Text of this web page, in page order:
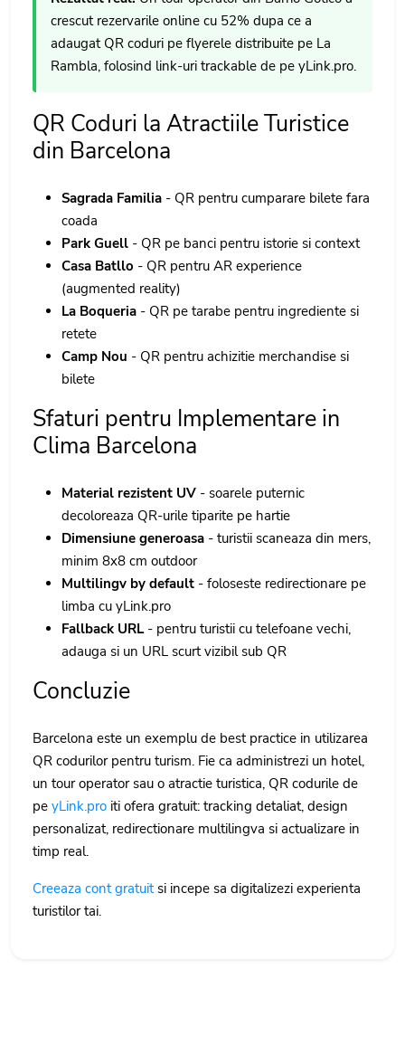
crescut rezervarile online cu 52% dupa ce a
adaugat QR coduri pe flyerele distribuite pe La
Rambla, folosind link-uri trackable de pe yLink.pro.
QR Coduri la Atractiile Turistice
din Barcelona
Sagrada Familia - QR pentru cumparare bilete fara
coada
Park Guell - QR pe banci pentru istorie si context
Casa Batllo - QR pentru AR experience
(augmented reality)
La Boqueria - QR pe tarabe pentru ingrediente si
retete
Camp Nou - QR pentru achizitie merchandise si
bilete
Sfaturi pentru Implementare in
Clima Barcelona
Material rezistent UV - soarele puternic
decoloreaza QR-urile tiparite pe hartie
Dimensiune generoasa - turistii scaneaza din mers,
minim 8x8 cm outdoor
Multilingv by default - foloseste redirectionare pe
limba cu yLink.pro
Fallback URL- pentru turistii cu telefoane vechi,
adauga si un URL scurt vizibil sub QR
Concluzie
Barcelona este un exemplu de best practice in utilizarea
QR codurilor pentru turism. Fie ca administrezi un hotel,
un tour operator sau o atractie turistica, QR codurile de
pe yLink.pro iti ofera gratuit: tracking detaliat, design
personalizat, redirectionare multilingva si actualizare in
timp real.
Creeaza cont gratuitsi incepe sa digitalizezi experienta
turistilor tai.